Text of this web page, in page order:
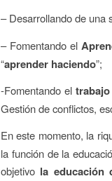
– Desarrollando de una
– Fomentando el
“aprender haciendo”;
-Fomentando el
Gestión de conflictos,
En este momento, la
la función de la
objetivo la